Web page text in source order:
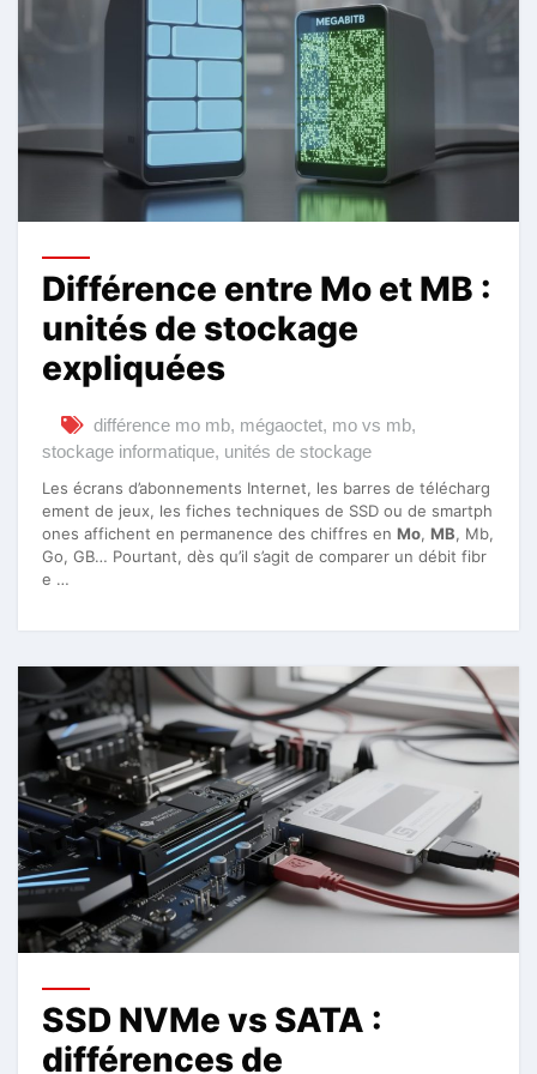
Différence entre Mo et MB :
unités de stockage
expliquées
différence mo mb, mégaoctet, mo vs mb,
stockage informatique, unités de stockage
Les écrans d’abonnements Internet, les barres de télécharg
ement de jeux, les fiches techniques de SSD ou de smartph
ones affichent en permanence des chiffres en Mo, MB, Mb,
Go, GB… Pourtant, dès qu’il s’agit de comparer un débit fibr
e …
SSD NVMe vs SATA :
différences de